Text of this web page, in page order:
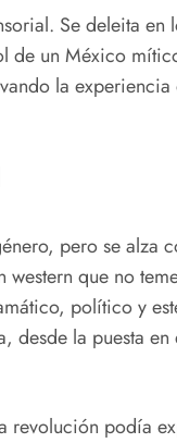
Se deleita en
un México
la
pero se alza
que no
político y
la puesta en
revolución podía